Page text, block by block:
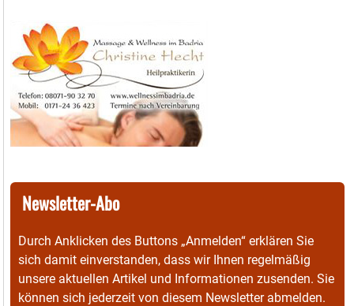
Newsletter-Abo
Durch Anklicken des Buttons „Anmelden“ erklären Sie
sich damit einverstanden, dass wir Ihnen regelmäßig
unsere aktuellen Artikel und Informationen zusenden. Sie
können sich jederzeit von diesem Newsletter abmelden.